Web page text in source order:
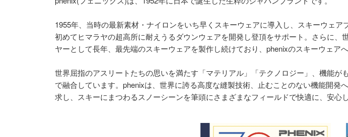
1955年、当時の最新素材・ナイロンをいち早くスキーウェアに導入し、スキーウェ
初めてヒマラヤの超高所に耐えうるダウンウェアを開発し登頂をサポート。さらに
ヤーとして長年、最先端のスキーウェアを製作し続けており、phenixのスキーウェア
世界屈指のアスリートたちの思いを満たす「マテリアル」「テクノロジー」、機能
で融合しています。phenixは、世界に誇る高度な縫製技術、止むことのない機能開
求し、スキーにまつわるスノーシーンを筆頭にさまざまなフィールドで快適に、安心